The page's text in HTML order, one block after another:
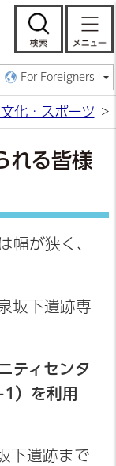
常陸大宮市公
検
For Foreigners
化・スポーツ
れる皆様
幅が狭く、
坂下遺跡専
ティセンタ
）を利用
下遺跡まで